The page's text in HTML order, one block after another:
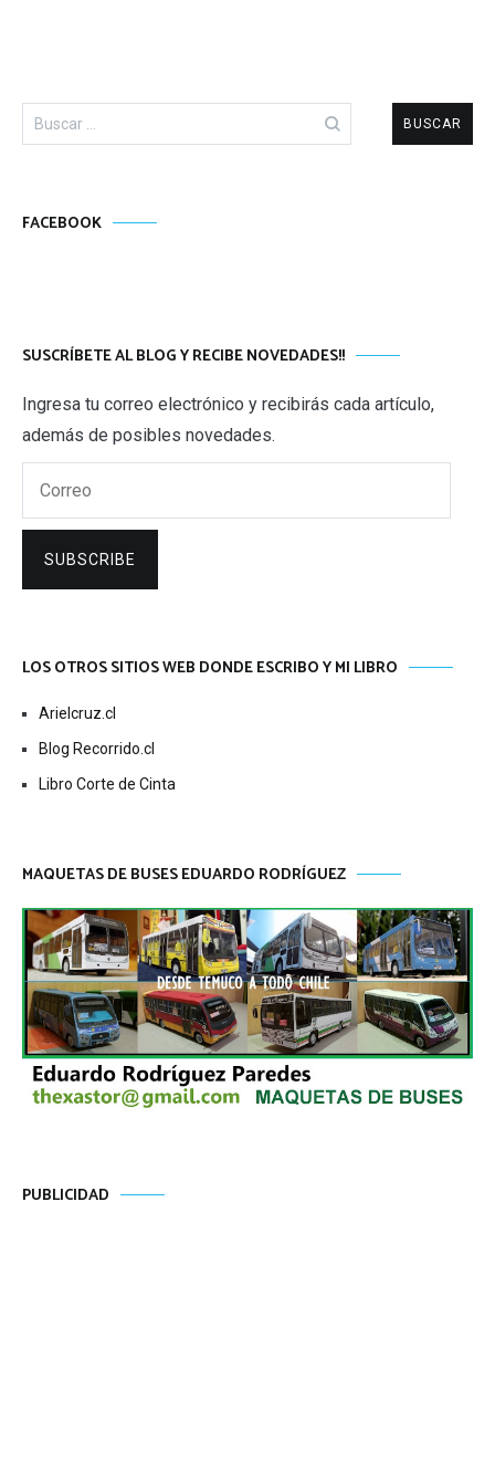
FACEBOOK
SUSCRÍBETE AL BLOG Y RECIBE NOVEDADES!!
Ingresa tu correo electrónico y recibirás cada artículo,
además de posibles novedades.
SUBSCRIBE
LOS OTROS SITIOS WEB DONDE ESCRIBO Y MI LIBRO
Arielcruz.cl
Blog Recorrido.cl
Libro Corte de Cinta
MAQUETAS DE BUSES EDUARDO RODRÍGUEZ
PUBLICIDAD